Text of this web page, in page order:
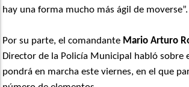
hay una forma mucho más ágil de moverse”.
Por su parte, el comandante Mario Arturo
Director de la Policía Municipal habló sobre
pondrá en marcha este viernes, en el que